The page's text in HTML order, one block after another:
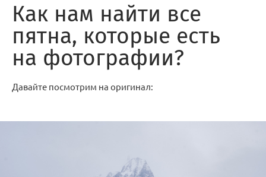
Как нам найти все
пятна, которые есть
на фотографии?
Давайте посмотрим на оригинал: